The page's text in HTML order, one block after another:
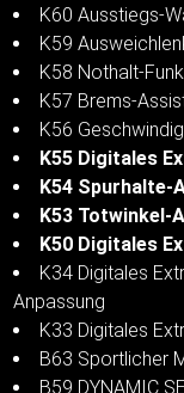
K60 Ausstiegs-
K59
K58 Nothalt-
K57 Brems-
K56
K55 Digitales
K54 Spurhalte-
K53 Totwinkel-
K50 Digitales
K34 Digitales
Anpassung
K33 Digitales
B63 Sportlicher
B59 DYNAMIC